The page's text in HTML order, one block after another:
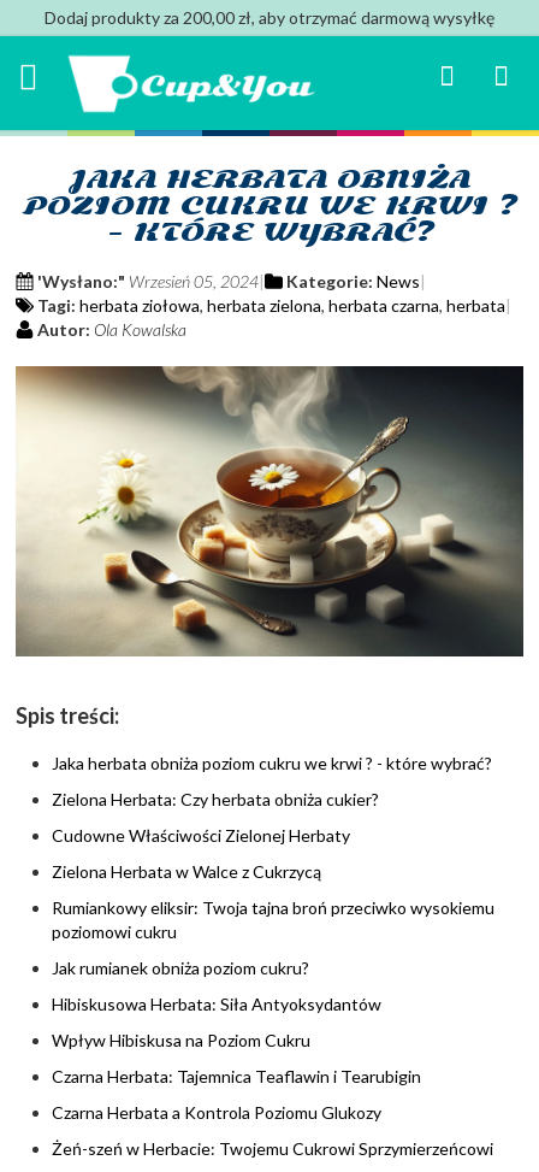
Dodaj produkty za 200,00 zł, aby otrzymać darmową wysyłkę
Mój
Search
JAKA HERBATA OBNIŻA
POZIOM CUKRU WE KRWI ?
- KTÓRE WYBRAĆ?
'Wysłano:" Wrzesień 05, 2024 Kategorie: News
Tagi: herbata ziołowa,herbata zielona,herbata czarna,herbata
Autor: Ola Kowalska
Spis treści:
Jaka herbata obniża poziom cukru we krwi ? - które wybrać?
Zielona Herbata: Czy herbata obniża cukier?
Cudowne Właściwości Zielonej Herbaty
Zielona Herbata w Walce z Cukrzycą
Rumiankowy eliksir: Twoja tajna broń przeciwko wysokiemu
poziomowi cukru
Jak rumianek obniża poziom cukru?
Hibiskusowa Herbata: Siła Antyoksydantów
Wpływ Hibiskusa na Poziom Cukru
Czarna Herbata: Tajemnica Teaflawin i Tearubigin
Czarna Herbata a Kontrola Poziomu Glukozy
Żeń-szeń w Herbacie: Twojemu Cukrowi Sprzymierzeńcowi